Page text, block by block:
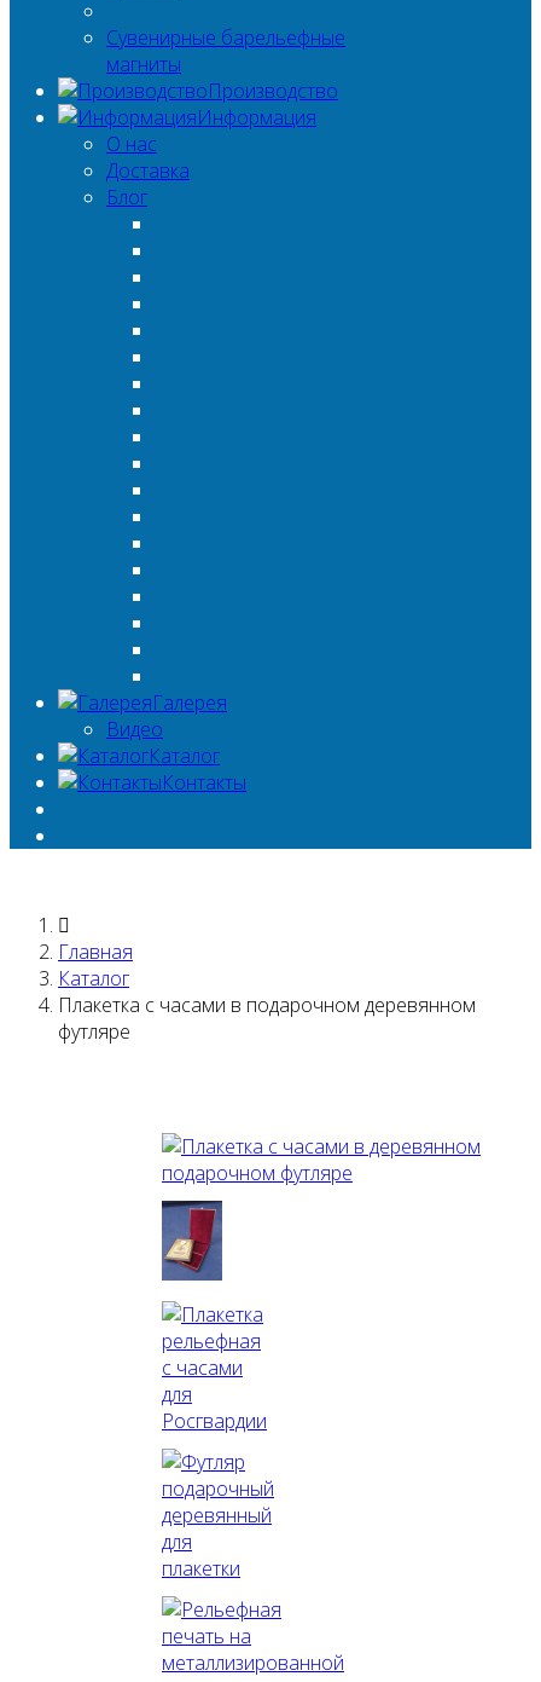
Сувенирные барельефные
магниты
Производство
Информация
О нас
Доставка
Блог
Галерея
Видео
Каталог
Контакты
Главная
Каталог
Плакетка с часами в подарочном деревянном
футляре